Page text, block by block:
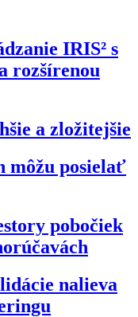
IRIS² s
rozšírenou
a zložitejšie
môžu posielať
pobočiek
nalieva